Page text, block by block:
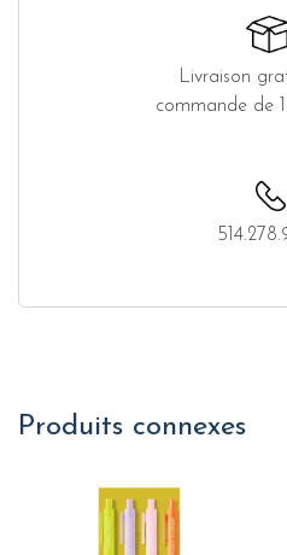
Livraison
commande de
Produits connexes